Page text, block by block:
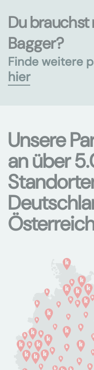
Du
Bagger?
Finde weitere
hier
Unsere
an über